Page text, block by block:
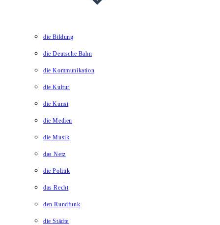
die Bildung
die Deutsche Bahn
die Kommunikation
die Kultur
die Kunst
die Medien
die Musik
das Netz
die Politik
das Recht
den Rundfunk
die Städte